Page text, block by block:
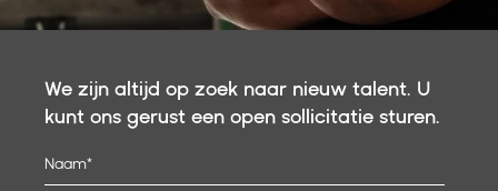
We zijn altijd op zoek naar nieuw talent. U
kunt ons gerust een open sollicitatie sturen.